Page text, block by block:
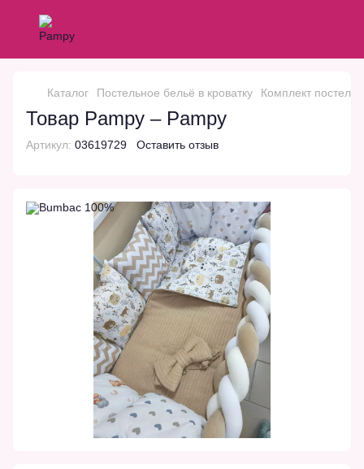
Каталог Постельное бельё в кроватку Комплект
Товар Pampy – Pampy
Артикул: 03619729 Оставить отзыв